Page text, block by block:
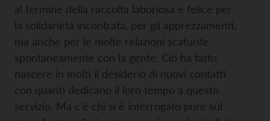
al termine della raccolta laboriosa e felice per
la solidarietà incontrata, per gli apprezzamenti,
ma anche per le molte relazioni scaturite
spontaneamente con la gente. Ciò ha fatto
nascere in molti il desiderio di nuovi contatti
con quanti dedicano il loro tempo a questo
servizio. Ma c'è chi si è interrogato pure sul